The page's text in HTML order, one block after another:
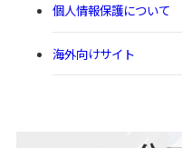
個人情報保護について
海外向けサイト